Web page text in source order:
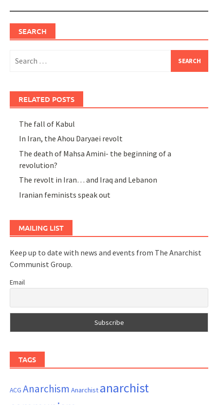
SEARCH
for:
RELATED POSTS
The fall of Kabul
In Iran, the Ahou Daryaei revolt
The death of Mahsa Amini- the beginning of a
revolution?
The revolt in Iran… and Iraq and Lebanon
Iranian feminists speak out
MAILING LIST
Keep up to date with news and events from The Anarchist
Communist Group.
Email
TAGS
ACG Anarchism Anarchist anarchist